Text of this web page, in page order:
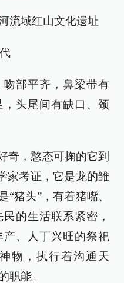
流域红山文化遗址
吻部平齐，鼻梁带有
头尾间有缺口、颈
奇，憨态可掬的它到
家考证，它是龙的雏
“猪头”，有着猪嘴、
的生活联系紧密，
、人丁兴旺的祭祀
物，执行着沟通天
职能。